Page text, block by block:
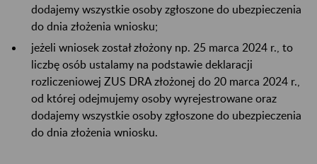
dodajemy wszystkie osoby zgłoszone do ubezpieczenia
do dnia złożenia wniosku;
jeżeli wniosek został złożony np. 25 marca 2024 r., to
liczbę osób ustalamy na podstawie deklaracji
rozliczeniowej ZUS DRA złożonej do 20 marca 2024 r.,
od której odejmujemy osoby wyrejestrowane oraz
dodajemy wszystkie osoby zgłoszone do ubezpieczenia
do dnia złożenia wniosku.